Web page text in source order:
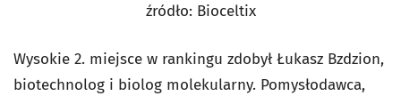
źródło: Bioceltix
Wysokie 2. miejsce w rankingu zdobył Łukasz Bzdzion,
biotechnolog i biolog molekularny. Pomysłodawca,